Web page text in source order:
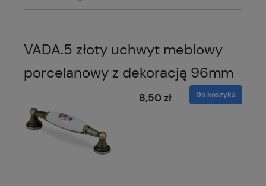
VADA.5 złoty uchwyt meblowy
porcelanowy z dekoracją 96mm
8,50 zł Do koszyka